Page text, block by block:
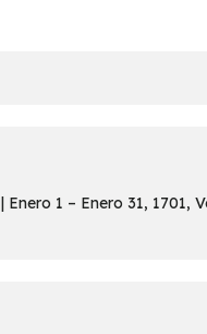
| Enero 1 – Enero 31, 1701,